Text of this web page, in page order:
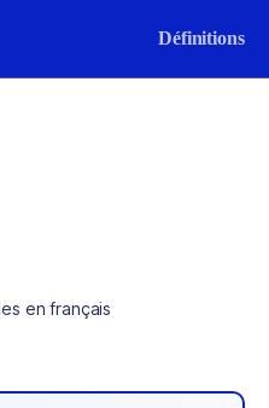
Définitions
en français